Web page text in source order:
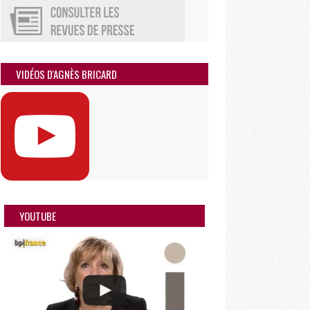
VIDÉOS D'AGNÈS BRICARD
YOUTUBE